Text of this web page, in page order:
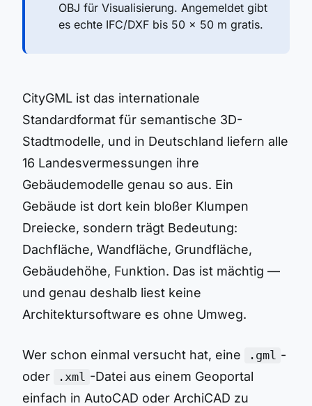
OBJ für Visualisierung. Angemeldet gibt
es echte IFC/DXF bis 50 × 50 m gratis.
CityGML ist das internationale
Standardformat für semantische 3D-
Stadtmodelle, und in Deutschland liefern alle
16 Landesvermessungen ihre
Gebäudemodelle genau so aus. Ein
Gebäude ist dort kein bloßer Klumpen
Dreiecke, sondern trägt Bedeutung:
Dachfläche, Wandfläche, Grundfläche,
Gebäudehöhe, Funktion. Das ist mächtig —
und genau deshalb liest keine
Architektursoftware es ohne Umweg.
Wer schon einmal versucht hat, eine .gml -
oder
.xml -Datei aus einem Geoportal
einfach in AutoCAD oder ArchiCAD zu